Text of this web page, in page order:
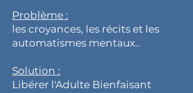
Problème :
les croyances, les récits et les
automatismes mentaux..
Solution :
Libérer l'Adulte Bienfaisant